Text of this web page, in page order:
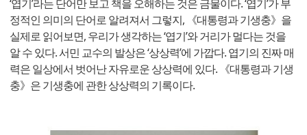
‘엽기’라는 단어만 보고 책을 오해하는 것은 금물이다. ‘엽기’가 부
정적인 의미의 단어로 알려져서 그렇지, 《대통령과 기생충》을
실제로 읽어보면, 우리가 생각하는 ‘엽기’와 거리가 멀다는 것을
알 수 있다. 서민 교수의 발상은 ‘상상력’에 가깝다. 엽기의 진짜 매
력은 일상에서 벗어난 자유로운 상상력에 있다. 《대통령과 기생
충》은 기생충에 관한 상상력의 기록이다.